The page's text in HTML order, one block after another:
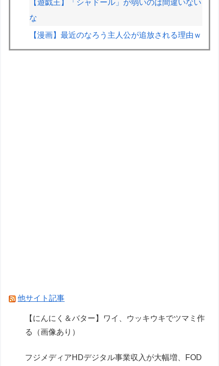
【遊戯王】「シャドール」が弱いのは間違いない
な
【漫画】最近のなろう主人公が追放される理由ｗ
ｗｗ
ンマーチンに年間4000万ユーロ（約72.8億円）
を要求」
Powered by livedoor 相互RSS
他サイト記事
【にんにく＆バター】ワイ、ウッキウキでツマミ作
る（画像あり）
フジメディアHDデジタル事業収入が大幅増、FOD